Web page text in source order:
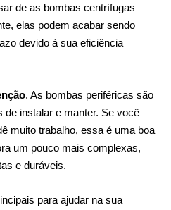
de as bombas centrífugas
elas podem acabar sendo
devido à sua eficiência
. As bombas periféricas são
instalar e manter. Se você
muito trabalho, essa é uma boa
um pouco mais complexas,
e duráveis.
para ajudar na sua